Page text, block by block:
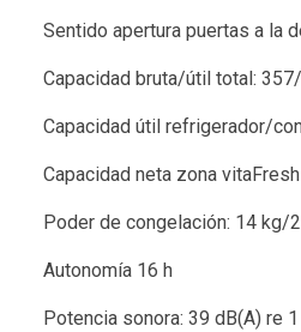
Sentido apertura puertas a la
Capacidad bruta/útil total:
Capacidad útil refrigerador/
Capacidad neta zona
Poder de congelación: 14 kg/
Autonomía 16 h
Potencia sonora: 39 dB(A) re